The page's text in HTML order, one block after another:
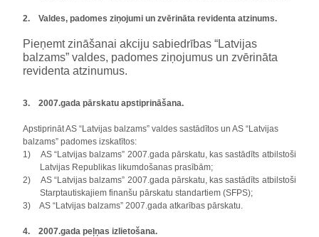
2. Valdes, padomes ziņojumi un zvērināta revidenta atzinums.
Pieņemt zināšanai akciju sabiedrības “Latvijas
balzams” valdes, padomes ziņojumus un zvērināta
revidenta atzinumus.
3. 2007.gada pārskatu apstiprināšana.
Apstiprināt AS “Latvijas balzams” valdes sastādītos un AS “Latvijas
balzams” padomes izskatītos:
1)
AS “Latvijas balzams” 2007.gada pārskatu, kas sastādīts atbilstoši
Latvijas Republikas likumdošanas prasībām;
2)
AS “Latvijas balzams” 2007.gada pārskatu, kas sastādīts atbilstoši
Starptautiskajiem finanšu pārskatu standartiem (SFPS);
3)
AS “Latvijas balzams” 2007.gada atkarības pārskatu.
4. 2007.gada peļņas izlietošana.